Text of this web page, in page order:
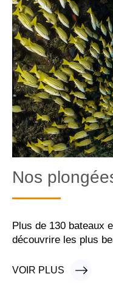
Nos
Plus de 130 bateaux
découvrire les plus
VOIR PLUS